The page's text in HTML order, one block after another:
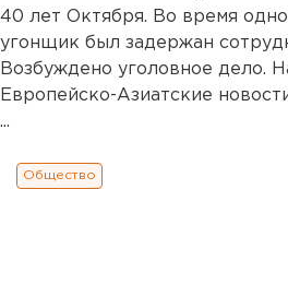
40 лет Октября. Во время
угонщик был задержан
Возбуждено уголовное дело.
Европейско-Азиатские
...
Общество